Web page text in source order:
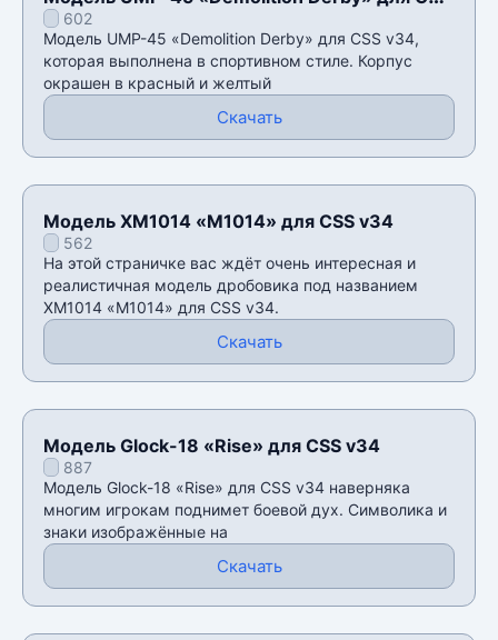
v34602
Модель UMP-45 «Demolition Derby» для CSS v34,
которая выполнена в спортивном стиле. Корпус
окрашен в красный и желтый
Скачать
Модель XM1014 «M1014» для CSS v34
562
На этой страничке вас ждёт очень интересная и
реалистичная модель дробовика под названием
XM1014 «M1014» для CSS v34.
Скачать
Модель Glock-18 «Rise» для CSS v34
887
Модель Glock-18 «Rise» для CSS v34 наверняка
многим игрокам поднимет боевой дух. Символика и
знаки изображённые на
Скачать